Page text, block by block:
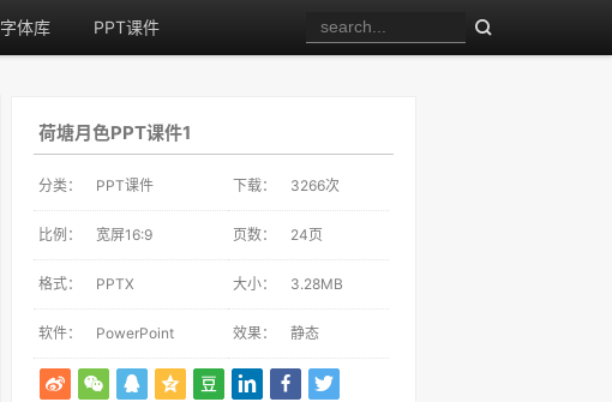
字体库 PPT课件
荷塘月色PPT课件1
分类： PPT课件 下载： 3266次
比例： 宽屏16:9 页数： 24页
格式： PPTX 大小： 3.28MB
软件： PowerPoint 效果： 静态